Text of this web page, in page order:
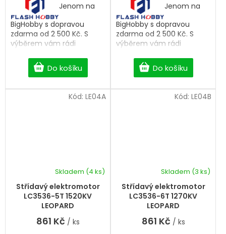
Do košíku
Jenom na
BigHobby s dopravou
zdarma od 2 500 Kč. S
výběrem vám rádi
Do košíku
Jenom na
BigHobby s dopravou
zdarma od 2 500 Kč. S
výběrem vám rádi
Střídavý elektromotor
LC3536-5T 1520KV
LEOPARD
Skladem (4 ks)
861 Kč / ks
Kód: LE04A
Střídavý elektromotor
LC3536-6T 1270KV
LEOPARD
Skladem (3 ks)
861 Kč / ks
Kód: LE04B